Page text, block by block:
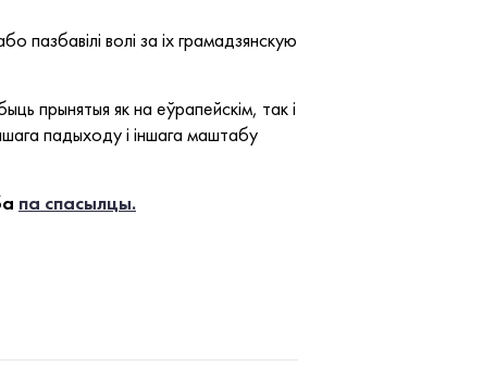
пазбавілі волі за іх грамадзянскую
прынятыя як на еўрапейскім, так і
падыходу і іншага маштабу
па спасылцы.